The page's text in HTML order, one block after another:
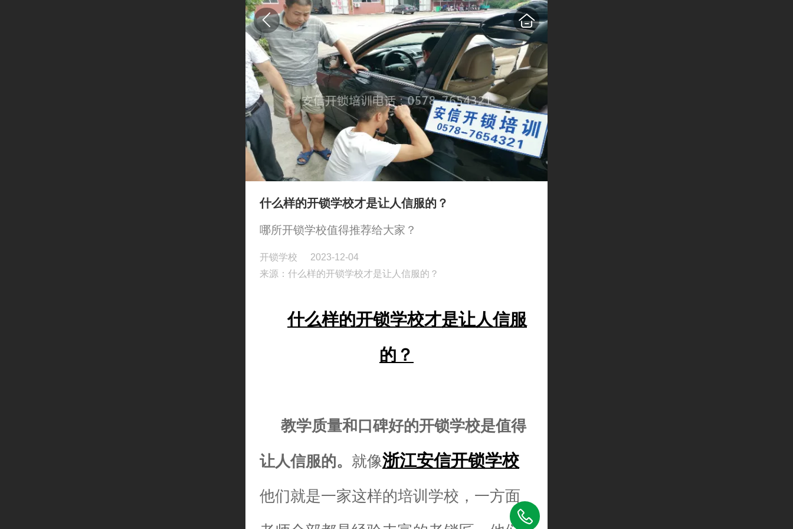
什么样的开锁学校才是让人信服的？
哪所开锁学校值得推荐给大家？
开锁学校
2023-12-04
来源：什么样的开锁学校才是让人信服的？
什么样的开锁学校才是让人信服
的？
教学质量和口碑好的开锁学校是值得
让人信服的。 就像浙江安信开锁学校
他们就是一家这样的培训学校，一方面